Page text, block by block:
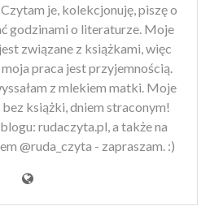
je, kolekcjonuję, piszę o
godzinami o literaturze. Moje
związane z książkami, więc
praca jest przyjemnością.
z mlekiem matki. Moje
książki, dniem straconym!
rudaczyta.pl, a także na
@ruda_czyta - zapraszam. :)